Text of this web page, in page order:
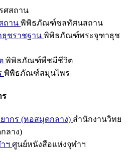
ศสถาน
ถาน พิพิธภัณฑ์ชลทัศนสถาน
ชราชฐาน พิพิธภัณฑ์พระจุฑาธุช
พิพิธภัณฑ์พืชมีชีวิต
พิพิธภัณฑ์สมุนไพร
ร
ากร (หอสมุดกลาง) สำนักงานวิทย
ลาง)
ฯ ศูนย์หนังสือแห่งจุฬาฯ